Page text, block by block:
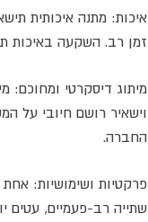
איכות: מתנה איכותית
זמן רב. השקעה באיכות
מיתוג דיסקרטי ומחוכם:
וישאיר רושם חיובי על
החברה.
פרקטיות ושימושיות:
שתייה רב-פעמיים, עטים